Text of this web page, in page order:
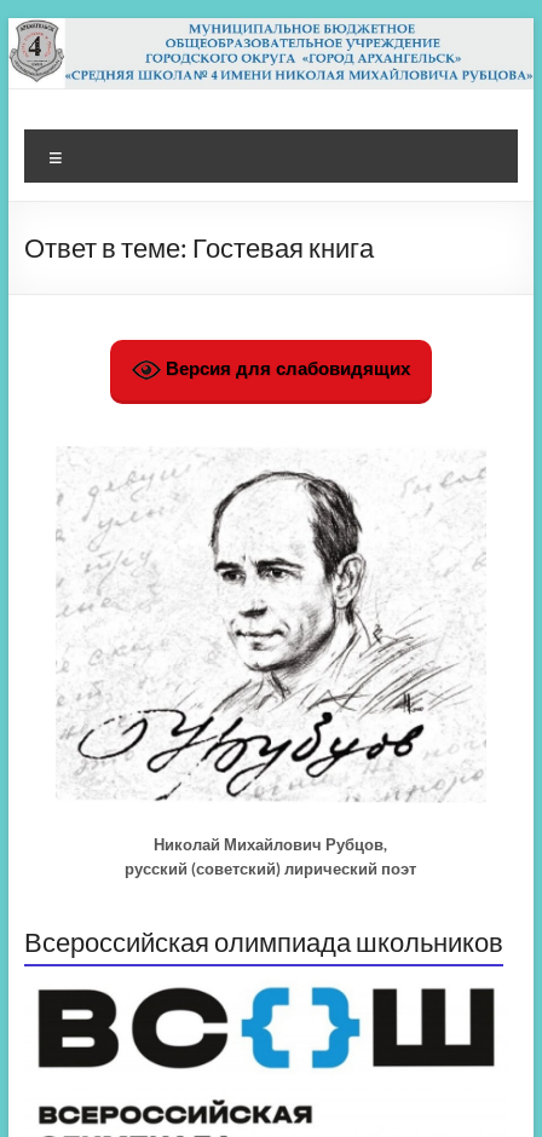
Перейти
к
содержимому
МБОУ СШ 4
Архангельск
Ответ в теме: Гостевая книга
Версия для слабовидящих
Николай Михайлович Рубцов,
русский (советский) лирический поэт
Всероссийская олимпиада школьников